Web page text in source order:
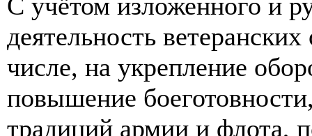
деятельность
числе, на укрепление
повышение
традиций армии и флота,